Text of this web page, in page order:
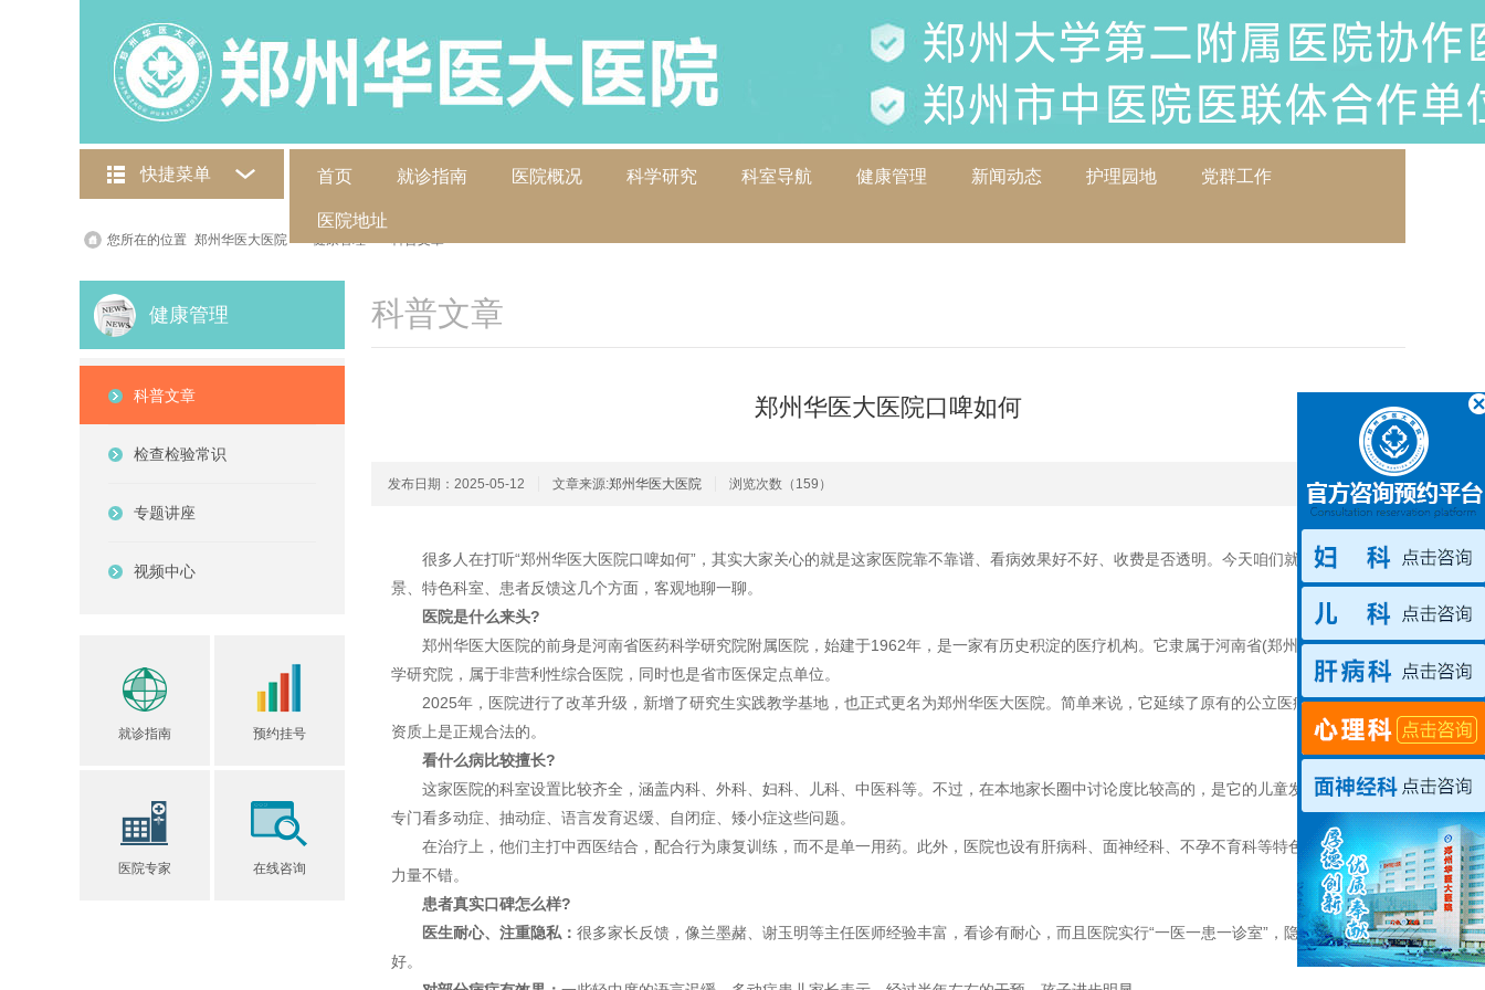
快捷菜单 首页 就诊指南 医院概况 科学研究 科室导航 健康管理 新闻动态 护理园地 党群工作
医院地址
您所在的位置 郑州华医大医院 > 健康管理 > 科普文章 >
健康管理
科普文章
检查检验常识
专题讲座
视频中心
就诊指南 预约挂号
医院专家 在线咨询
科普文章
郑州华医大医院口啤如何
发布日期：2025-05-12 文章来源:郑州华医大医院 浏览次数（159）
很多人在打听“郑州华医大医院口啤如何”，其实大家关心的就是这家医院靠不靠谱、看病效果好不好、收费是否透明。今天咱们就从医院背
景、特色科室、患者反馈这几个方面，客观地聊一聊。
医院是什么来头?
郑州华医大医院的前身是河南省医药科学研究院附属医院，始建于1962年，是一家有历史积淀的医疗机构。它隶属于河南省(郑州大学)医药科
学研究院，属于非营利性综合医院，同时也是省市医保定点单位。
2025年，医院进行了改革升级，新增了研究生实践教学基地，也正式更名为郑州华医大医院。简单来说，它延续了原有的公立医疗资源基础，
资质上是正规合法的。
看什么病比较擅长?
这家医院的科室设置比较齐全，涵盖内科、外科、妇科、儿科、中医科等。不过，在本地家长圈中讨论度比较高的，是它的儿童发育行为科，
专门看多动症、抽动症、语言发育迟缓、自闭症、矮小症这些问题。
在治疗上，他们主打中西医结合，配合行为康复训练，而不是单一用药。此外，医院也设有肝病科、面神经科、不孕不育科等特色科室，技术
力量不错。
患者真实口碑怎么样?
医生耐心、注重隐私： 很多家长反馈，像兰墨赭、谢玉明等主任医师经验丰富，看诊有耐心，而且医院实行“一医一患一诊室”，隐私保护做得
好。